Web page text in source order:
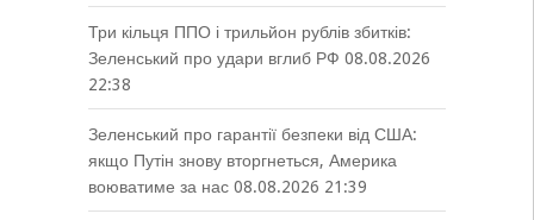
Три кільця ППО і трильйон рублів збитків:
Зеленський про удари вглиб РФ 08.08.2026
22:38
Зеленський про гарантії безпеки від США:
якщо Путін знову вторгнеться, Америка
воюватиме за нас 08.08.2026 21:39